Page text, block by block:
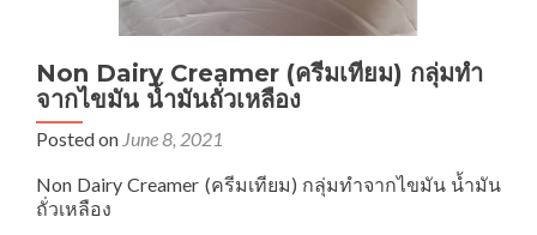
Non Dairy Creamer (ครีมเทียม) กลุ่มทำ
จากไขมัน น้ำมันถั่วเหลือง
Posted on June 8, 2021
Non Dairy Creamer (ครีมเทียม) กลุ่มทำจากไขมัน น้ำมัน
ถั่วเหลือง